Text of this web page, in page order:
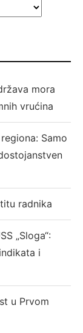
mora
vrućina
Samo
radnika
„Sloga“:
i
u Prvom